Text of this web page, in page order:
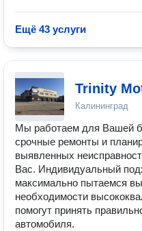
Ещё 43 услуги
Trinity
Калининград
Мы работаем для Вашей
срочные ремонты и
выявленных
Вас. Индивидуальный
максимально пытаемся
необходимости
помогут принять
автомобиля.